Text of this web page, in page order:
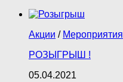
Акции / Мероприятия
РОЗЫГРЫШ !
05.04.2021